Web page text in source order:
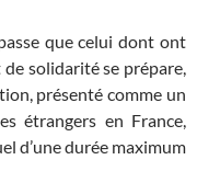
que celui dont ont
solidarité se prépare,
présenté comme un
étrangers en France,
d’une durée maximum